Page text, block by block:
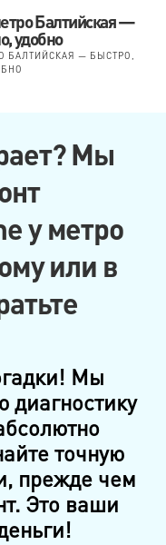
Балтийская —
удобно
БАЛТИЙСКАЯ — БЫСТРО,
Мы
у метро
или в
Мы
диагностику
точную
прежде чем
Это ваши